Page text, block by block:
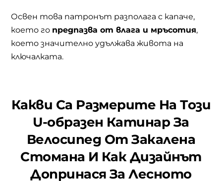
Освен това патронът разполага с капаче,
което го предпазва от влага и мръсотия,
което значително удължава живота на
ключалката.
Какви Са Размерите На Този
U-образен Катинар За
Велосипед От Закалена
Стомана И Как Дизайнът
Допринася За Лесното